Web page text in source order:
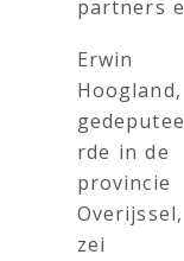
partners
Erwin
Hoogland,
gedeputee
rde in de
provincie
Overijssel,
zei